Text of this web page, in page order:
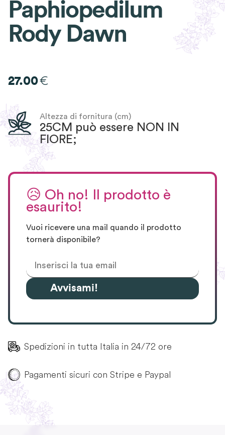
Paphiopedilum
Rody Dawn
27.00€
Altezza di fornitura (cm)
25CM può essere NON IN
FIORE;
😥 Oh no! Il prodotto è
esaurito!
Vuoi ricevere una mail quando il prodotto
tornerà disponibile?
Avvisami!
Spedizioni in tutta Italia in 24/72 ore
Pagamenti sicuri con Stripe e Paypal